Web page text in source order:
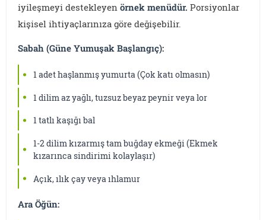
iyileşmeyi destekleyen örnek menüdür.Porsiyonlar
kişisel ihtiyaçlarınıza göre değişebilir.
Sabah (Güne Yumuşak Başlangıç):
1 adet haşlanmış yumurta (Çok katı olmasın)
1 dilim az yağlı, tuzsuz beyaz peynir veya lor
1 tatlı kaşığı bal
1-2 dilim kızarmış tam buğday ekmeği (Ekmek
kızarınca sindirimi kolaylaşır)
Açık, ılık çay veya ıhlamur
Ara Öğün: